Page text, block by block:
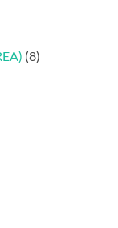
(8)